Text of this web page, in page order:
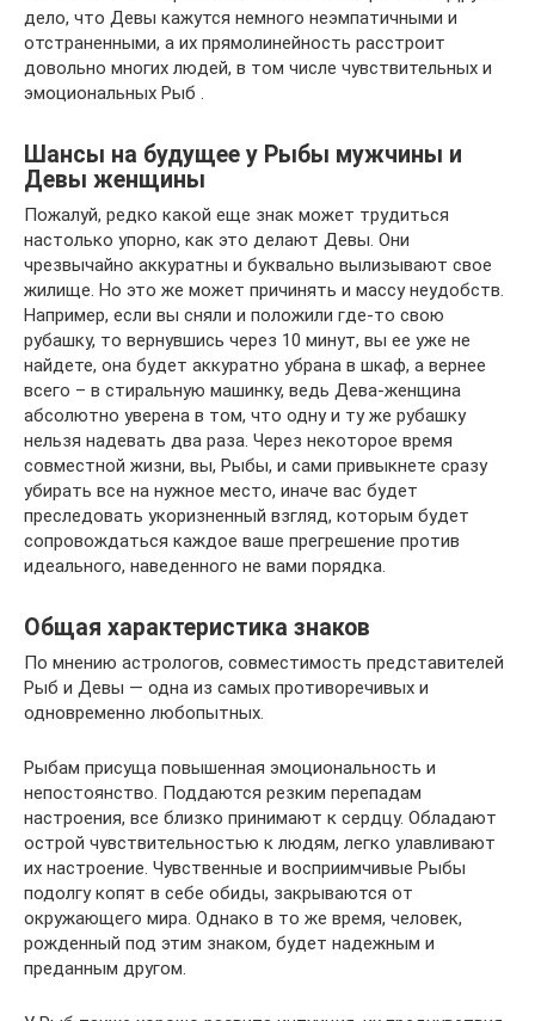
дело, что Девы кажутся немного неэмпатичными и
отстраненными, а их прямолинейность расстроит
довольно многих людей, в том числе чувствительных и
эмоциональных Рыб .
Шансы на будущее у Рыбы мужчины и
Девы женщины
Пожалуй, редко какой еще знак может трудиться
настолько упорно, как это делают Девы. Они
чрезвычайно аккуратны и буквально вылизывают свое
жилище. Но это же может причинять и массу неудобств.
Например, если вы сняли и положили где-то свою
рубашку, то вернувшись через 10 минут, вы ее уже не
найдете, она будет аккуратно убрана в шкаф, а вернее
всего – в стиральную машинку, ведь Дева-женщина
абсолютно уверена в том, что одну и ту же рубашку
нельзя надевать два раза. Через некоторое время
совместной жизни, вы, Рыбы, и сами привыкнете сразу
убирать все на нужное место, иначе вас будет
преследовать укоризненный взгляд, которым будет
сопровождаться каждое ваше прегрешение против
идеального, наведенного не вами порядка.
Общая характеристика знаков
По мнению астрологов, совместимость представителей
Рыб и Девы — одна из самых противоречивых и
одновременно любопытных.
Рыбам присуща повышенная эмоциональность и
непостоянство. Поддаются резким перепадам
настроения, все близко принимают к сердцу. Обладают
острой чувствительностью к людям, легко улавливают
их настроение. Чувственные и восприимчивые Рыбы
подолгу копят в себе обиды, закрываются от
окружающего мира. Однако в то же время, человек,
рожденный под этим знаком, будет надежным и
преданным другом.